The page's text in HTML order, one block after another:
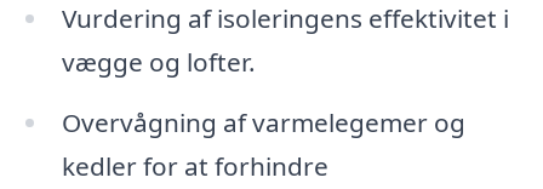
Vurdering af isoleringens effektivitet i
vægge og lofter.
Overvågning af varmelegemer og
kedler for at forhindre